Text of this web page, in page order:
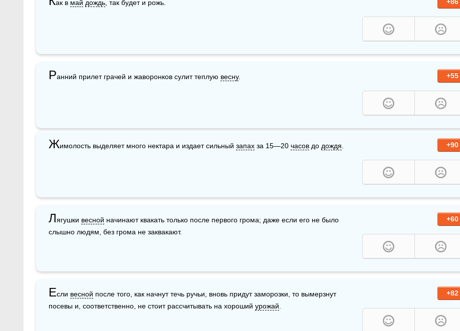
ак в май дождь , так будет и рожь.
+55
Ранний прилет грачей и жаворонков сулит теплую весну.
+90
Жимолость выделяет много нектара и издает сильный запах за 15—20 часов до дождя
+60
Лягушки весной начинают квакать только после первого грома; даже если его не было
слышно людям, без грома не заквакают.
+82
Если весной после того, как начнут течь ручьи, вновь придут заморозки, то вымерзнут
посевы и, соответственно, не стоит рассчитывать на хороший урожай